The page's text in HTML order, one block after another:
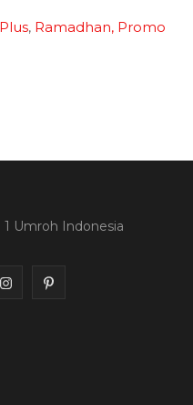
, Ramadhan, Promo
Umroh Indonesia
I
P